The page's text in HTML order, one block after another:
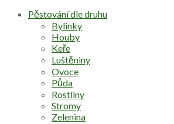
Pěstování dle druhu
Bylinky
Houby
Keře
Luštěniny
Ovoce
Půda
Rostliny
Stromy
Zelenina